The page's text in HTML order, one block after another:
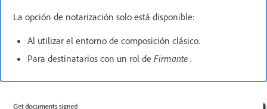
La opción de notarización solo está disponible:
Al utilizar el entorno de composición clásico.
Para destinatarios con un rol de Firmante .